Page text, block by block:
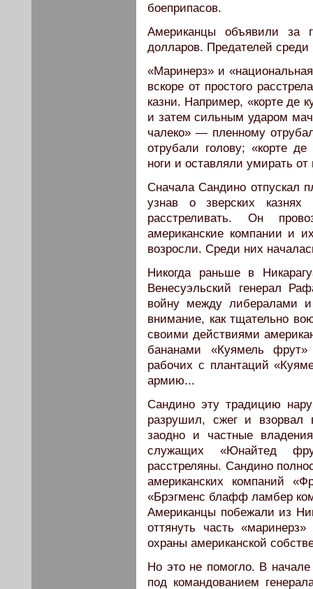
боеприпасов.
Американцы объявили за
долларов. Предателей
«Маринерз» и
вскоре от простого
казни. Например, «корте де
и затем сильным ударом
чалеко» — пленному
отрубали голову; «корте
ноги и оставляли умирать от
Сначала Сандино отпускал
узнав о зверских казнях
расстреливать. Он
американские компании и
возросли. Среди них
Никогда раньше в
Венесуэльский генерал
войну между либералами и
внимание, как тщательно
своими действиями
бананами «Куямель
рабочих с плантаций
армию...
Сандино эту традицию
разрушил, сжег и
заодно и частные
служащих «Юнайтед
расстреляны. Сандино
американских компаний
«Брэгменс блафф ламбер
Американцы побежали из
оттянуть часть
охраны американской
Но это не помогло. В начале
под командованием